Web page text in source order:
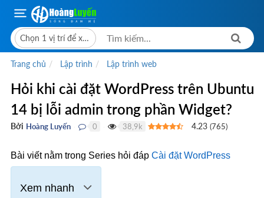
Chọn 1 vị trí để xem giá bán
Trang chủ Lập trình Lập trình web
Hỏi khi cài đặt WordPress trên Ubuntu
14 bị lỗi admin trong phần Widget?
Bởi Hoàng Luyến 0 38,9k 4.23 (765)
Bài viết nằm trong Series hỏi đáp Cài đặt WordPress